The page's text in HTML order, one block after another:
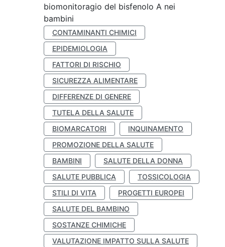
biomonitoragio del bisfenolo A nei
bambini
CONTAMINANTI CHIMICI
EPIDEMIOLOGIA
FATTORI DI RISCHIO
SICUREZZA ALIMENTARE
DIFFERENZE DI GENERE
TUTELA DELLA SALUTE
BIOMARCATORI
INQUINAMENTO
PROMOZIONE DELLA SALUTE
BAMBINI
SALUTE DELLA DONNA
SALUTE PUBBLICA
TOSSICOLOGIA
STILI DI VITA
PROGETTI EUROPEI
SALUTE DEL BAMBINO
SOSTANZE CHIMICHE
VALUTAZIONE IMPATTO SULLA SALUTE